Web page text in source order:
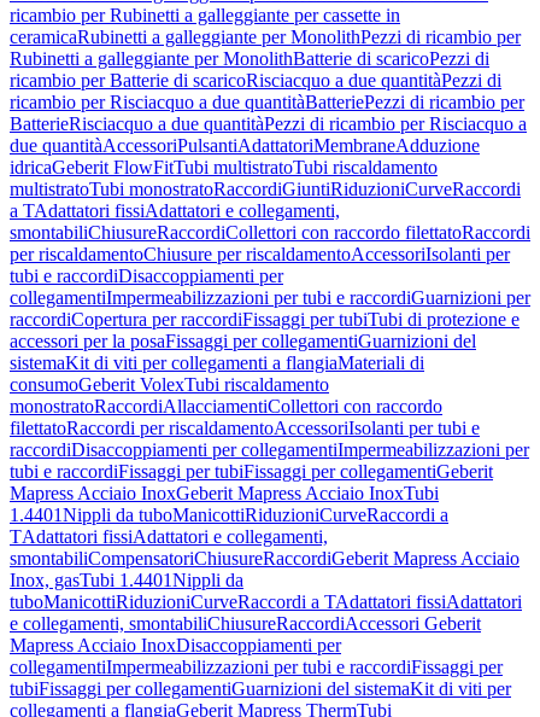
ricambio per Rubinetti a galleggiante per cassette in
ceramicaRubinetti a galleggiante per MonolithPezzi di ricambio per
Rubinetti a galleggiante per MonolithBatterie di scaricoPezzi di
ricambio per Batterie di scaricoRisciacquo a due quantitàPezzi di
ricambio per Risciacquo a due quantitàBatteriePezzi di ricambio per
BatterieRisciacquo a due quantitàPezzi di ricambio per Risciacquo a
due quantitàAccessoriPulsantiAdattatoriMembraneAdduzione
idricaGeberit FlowFitTubi multistratoTubi riscaldamento
multistratoTubi monostratoRaccordiGiuntiRiduzioniCurveRaccordi
a TAdattatori fissiAdattatori e collegamenti,
smontabiliChiusureRaccordiCollettori con raccordo filettatoRaccordi
per riscaldamentoChiusure per riscaldamentoAccessoriIsolanti per
tubi e raccordiDisaccoppiamenti per
collegamentiImpermeabilizzazioni per tubi e raccordiGuarnizioni per
raccordiCopertura per raccordiFissaggi per tubiTubi di protezione e
accessori per la posaFissaggi per collegamentiGuarnizioni del
sistemaKit di viti per collegamenti a flangiaMateriali di
consumoGeberit VolexTubi riscaldamento
monostratoRaccordiAllacciamentiCollettori con raccordo
filettatoRaccordi per riscaldamentoAccessoriIsolanti per tubi e
raccordiDisaccoppiamenti per collegamentiImpermeabilizzazioni per
tubi e raccordiFissaggi per tubiFissaggi per collegamentiGeberit
Mapress Acciaio InoxGeberit Mapress Acciaio InoxTubi
1.4401Nippli da tuboManicottiRiduzioniCurveRaccordi a
TAdattatori fissiAdattatori e collegamenti,
smontabiliCompensatoriChiusureRaccordiGeberit Mapress Acciaio
Inox, gasTubi 1.4401Nippli da
tuboManicottiRiduzioniCurveRaccordi a TAdattatori fissiAdattatori
e collegamenti, smontabiliChiusureRaccordiAccessori Geberit
Mapress Acciaio InoxDisaccoppiamenti per
collegamentiImpermeabilizzazioni per tubi e raccordiFissaggi per
tubiFissaggi per collegamentiGuarnizioni del sistemaKit di viti per
collegamenti a flangiaGeberit Mapress ThermTubi